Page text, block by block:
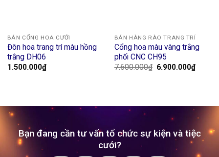
BÁN CỔNG HOA CƯỚI
Đôn hoa trang trí màu hồng
trắng DH06
1.500.000₫
BÁN HÀNG RÀO TRANG TRÍ
Cổng hoa màu vàng trắng
phối CNC CH95
7.600.000₫ Original
6.900.000₫
Bạn đang cần tư vấn tổ chức sự kiện và tiệc
cưới?